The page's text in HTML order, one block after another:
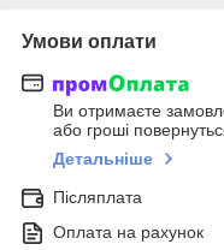
Умови оплати
Ви отримаєте
або гроші
Детальніше
Післяплата
Оплата на рахунок